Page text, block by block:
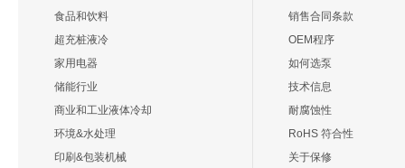
食品和饮料
超充桩液冷
家用电器
储能行业
商业和工业液体冷却
环境&水处理
印刷&包装机械
销售合同条款
OEM程序
如何选泵
技术信息
耐腐蚀性
RoHS 符合性
关于保修